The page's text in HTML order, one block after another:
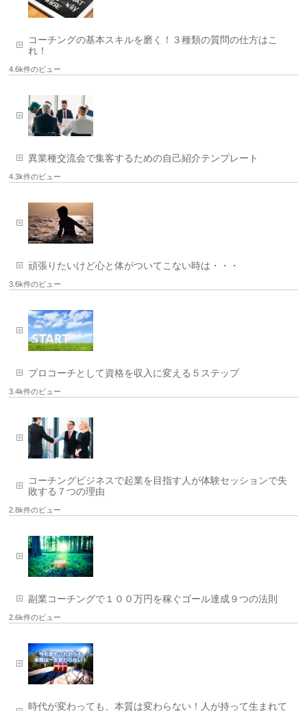
コーチングの基本スキルを磨く！３種類の質問の仕方はこ
れ！
4.6k件のビュー
異業種交流会で集客するための自己紹介テンプレート
4.3k件のビュー
頑張りたいけど心と体がついてこない時は・・・
3.6k件のビュー
プロコーチとして資格を収入に変える５ステップ
3.4k件のビュー
コーチングビジネスで起業を目指す人が体験セッションで失
敗する７つの理由
2.8k件のビュー
副業コーチングで１００万円を稼ぐゴール達成９つの法則
2.6k件のビュー
時代が変わっても、本質は変わらない！人が持って生まれて